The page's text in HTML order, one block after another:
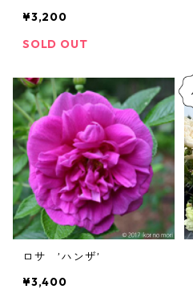
¥3,200
SOLD OUT
ロサ ’ハンザ’
¥3,400